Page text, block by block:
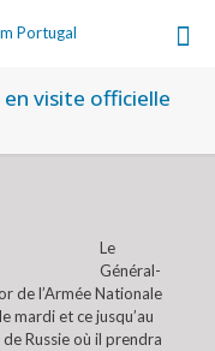
visite officielle
Le
Général-
de l’Armée Nationale
mardi et ce jusqu’au
Russie où il prendra